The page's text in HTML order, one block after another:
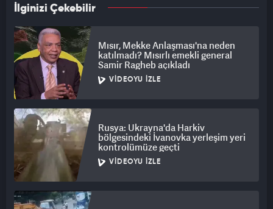
İlginizi Çekebilir
Mısır, Mekke Anlaşması'na neden
katılmadı? Mısırlı emekli general
Samir Ragheb açıkladı
VIDEOYU İZLE
Rusya: Ukrayna'da Harkiv
bölgesindeki İvanovka yerleşim yeri
kontrolümüze geçti
VIDEOYU İZLE